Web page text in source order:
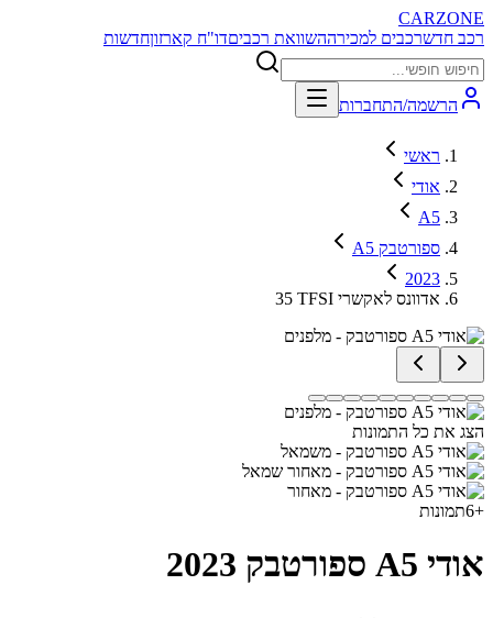
CARZONE
רכב חדשרכבים למכירההשוואת רכביםדו"ח קארזוןחדשות
הרשמה/התחברות
ראשי
אודי
A5
A5 ספורטבק
2023
35 TFSI אדוונס לאקשרי
הצג את כל התמונות
+
6תמונות
אודי A5 ספורטבק 2023